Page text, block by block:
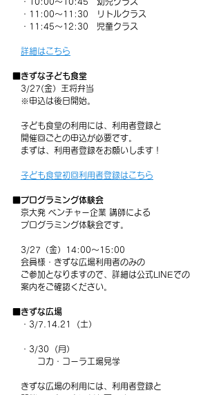
・11:00～11:30　リトルクラス
・11:45～12:30　児童クラス
詳細はこちら
■きずな子ども食堂
3/27(金）王将弁当
   ※申込は後日開始。
子ども食堂の利用には、利用者登録と
開催回ごとの申込が必要です。
まずは、利用者登録をお願いします！
子ども食堂初回利用者登録はこちら
■プログラミング体験会
京大発 ベンチャー企業 講師による
プログラミング体験会です。
3/27（金）14:00～15:00
会員様・きずな広場利用者のみの
ご参加となりますので、詳細は公式LINEでの
案内をご確認ください。
■きずな広場
・3/7.14.21  (土）
・3/30  (月）
コカ・コーラ工場見学
きずな広場の利用には、利用者登録と